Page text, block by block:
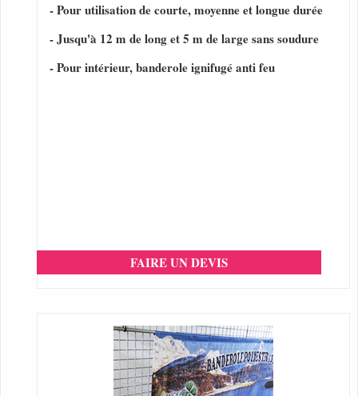
- Pour utilisation de courte, moyenne et longue durée
- Jusqu'à 12 m de long et 5 m de large sans soudure
- Pour intérieur, banderole ignifugé anti feu
FAIRE UN DEVIS